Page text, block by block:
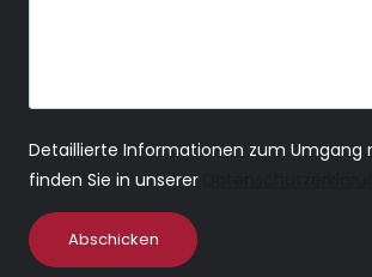
Detaillierte Informationen zum Umgang
finden Sie in unserer